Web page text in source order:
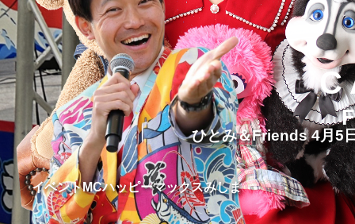
イベントMCハッピーマックスみしま
ひとみ＆Friends 4月5